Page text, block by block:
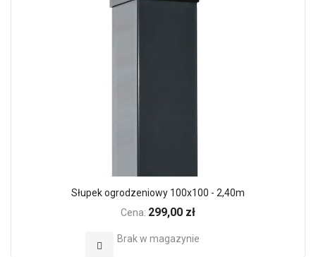
Słupek ogrodzeniowy 100x100 - 2,40m
Cena: 299,00 zł
Brak w magazynie
Dodaj do Ulubionych